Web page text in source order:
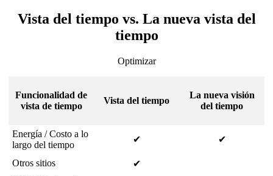
Vista del tiempo vs. La nueva vista del
tiempo
Optimizar
Funcionalidad de
vista de tiempo
Vista del tiempo
La nueva visión
del tiempo
Energía / Costo a lo
largo del tiempo
✔ ✔
Otros sitios
✔